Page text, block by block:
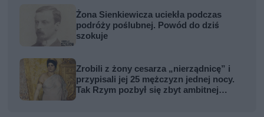
Żona Sienkiewicza uciekła podczas
podróży poślubnej. Powód do dziś
szokuje
Zrobili z żony cesarza „nierządnicę” i
przypisali jej 25 mężczyzn jednej nocy.
Tak Rzym pozbył się zbyt ambitnej